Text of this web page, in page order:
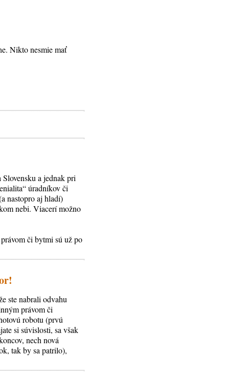
Nikto nesmie mať
a jednak pri
úradníkov či
nastopro aj hladí)
nebi. Viacerí možno
či bytmi sú už po
ste nabrali odvahu
právom či
robotu (prvú
si súvislosti, sa však
nech nová
tak by sa patrilo),